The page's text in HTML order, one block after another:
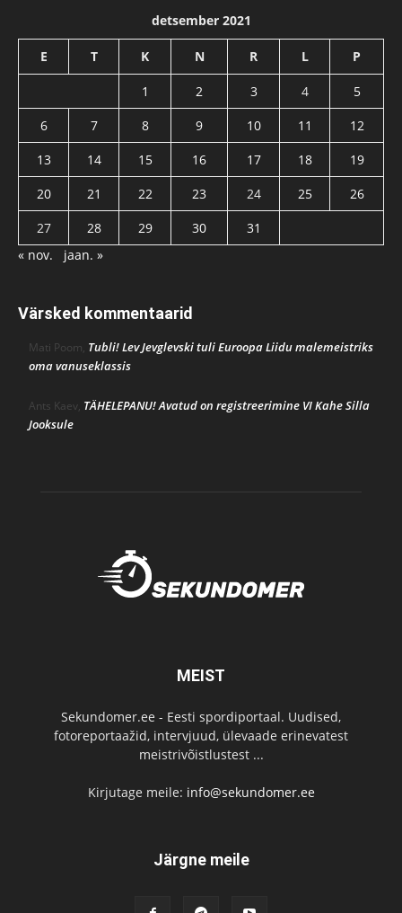
detsember 2021
E T K N R L P
1 2 3 4
5
6
7 8 9 10 11
12
13
14 15 16 17 18
19
20
21 22 23 24 25
26
27
28 29 30
31
« nov.
jaan. »
Värsked kommentaarid
Mati Poom, Tubli! Lev Jevglevski tuli Euroopa Liidu malemeistriks
oma vanuseklassis
Ants Kaev, TÄHELEPANU! Avatud on registreerimine VI Kahe Silla
Jooksule
MEIST
Sekundomer.ee - Eesti spordiportaal. Uudised,
fotoreportaažid, intervjuud, ülevaade erinevatest
meistrivõistlustest ...
Kirjutage meile: info@sekundomer.ee
Järgne meile